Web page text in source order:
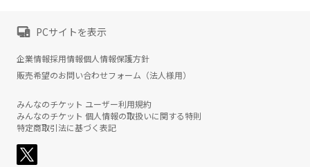
PCサイトを表示
企業情報採用情報個人情報保護方針
販売希望のお問い合わせフォーム（法人様用）
みんなのチケット ユーザー利用規約
みんなのチケット 個人情報の取扱いに関する特則
特定商取引法に基づく表記